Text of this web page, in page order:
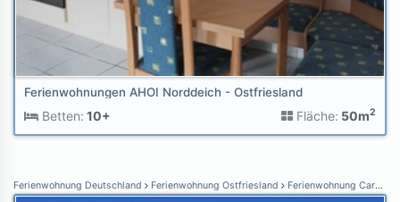
Ferienwohnungen AHOI Norddeich - Ostfriesland
Betten: 10+ Fläche: 50m2
Ferienwohnung Deutschland Ferienwohnung Ostfriesland Ferienwohnung Carolinensiel